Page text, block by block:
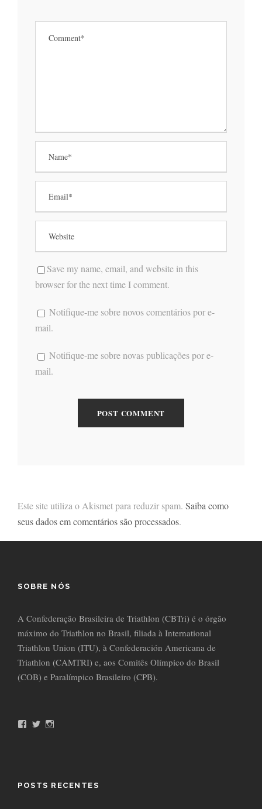
Save my name, email, and website in this
browser for the next time I comment.
Notifique-me sobre novos comentários por e-
mail.
Notifique-me sobre novas publicações por e-
mail.
Este site utiliza o Akismet para reduzir spam. Saiba como
seus dados em comentários são processados.
SOBRE NÓS
A Confederação Brasileira de Triathlon (CBTri) é o órgão
máximo do Triathlon no Brasil, filiada à International
Triathlon Union (ITU), à Confederación Americana de
Triathlon (CAMTRI) e, aos Comitês Olímpico do Brasil
(COB) e Paralímpico Brasileiro (CPB).
k
T
a
POSTS RECENTES